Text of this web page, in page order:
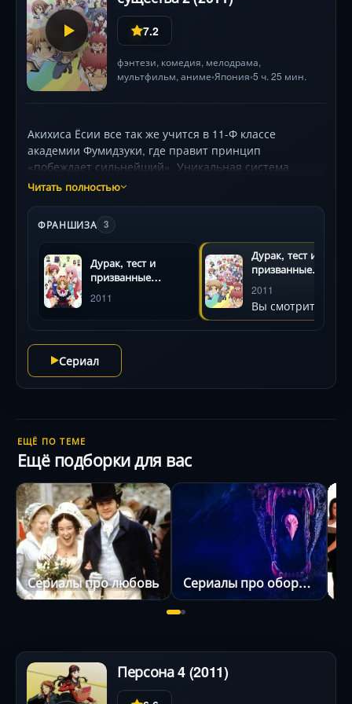
7.2
фэнтези, комедия, мелодрама,
мультфильм, аниме•Япония•5 ч. 25 мин.
Акихиса Ёсии все так же учится в 11-Ф классе
академии Фумидзуки, где правит принцип
«побеждает сильнейший». Уникальная система
призываемых аватаров позволяет героям биться в
академической иерархии. Но ребята из сплоченной
группы Акихисы, как истинные самураи, сражаются
не за презренные житейские блага, а за правду и
справедливость, что принесло им известность и
авторитет среди учеников и учителей. Так родился
«ближний круг» — уникальный альянс оболтусов из
класса «Ф» и всезнаек из класса «А», связанных
дружескими, родственными и романтическими
отношениями.
Читать полностью
ФРАНШИЗА 3
Дурак, тест и
призванные
существа:
Фестиваль
2011
Дурак, тест и
призванные
существа 2
2011
Вы смотрите
Сериал
ЕЩЁ ПО ТЕМЕ
Ещё подборки для вас
Сериалы про любовь Сериалы про оборотней
Персона 4 (2011)